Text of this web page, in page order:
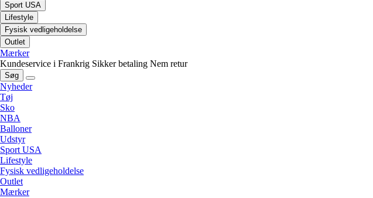
Sport USA
Lifestyle
Fysisk vedligeholdelse
Outlet
Mærker
Kundeservice i Frankrig Sikker betaling Nem retur
Søg
Nyheder
Tøj
Sko
NBA
Balloner
Udstyr
Sport USA
Lifestyle
Fysisk vedligeholdelse
Outlet
Mærker